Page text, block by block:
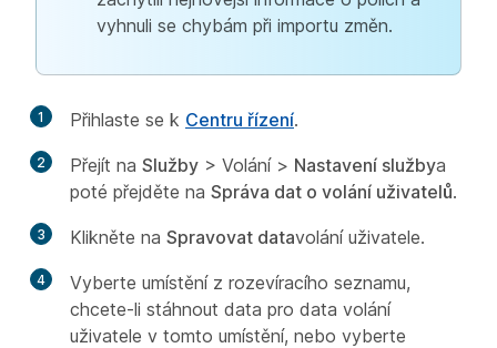
vyhnuli se chybám při importu změn.
1 Přihlaste se k Centru řízení.
2 Přejít na Služby > Volání > Nastavení službya
poté přejděte na Správa dat o volání uživatelů.
3 Klikněte na Spravovat datavolání uživatele.
4
Vyberte umístění z rozevíracího seznamu,
chcete-li stáhnout data pro data volání
uživatele v tomto umístění, nebo vyberte